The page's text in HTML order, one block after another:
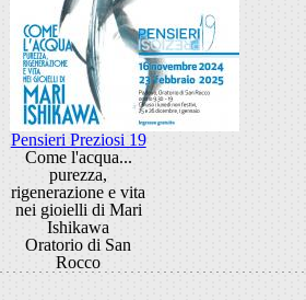
Pensieri Preziosi 19
Come l'acqua...
purezza,
rigenerazione e vita
nei gioielli di Mari
Ishikawa
Oratorio di San
Rocco